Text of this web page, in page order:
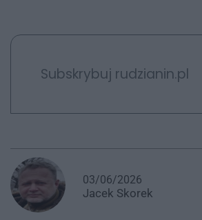
Subskrybuj rudzianin.pl
03/06/2026
Jacek Skorek